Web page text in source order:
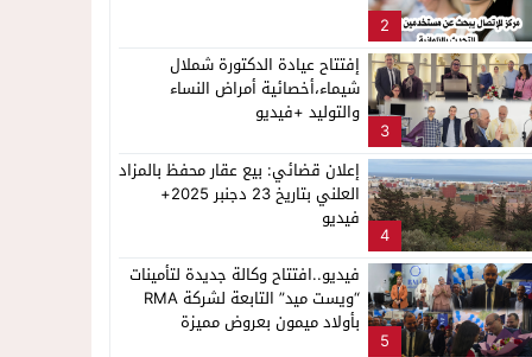
2
3
إفتتاح عيادة الدكتورة شملال
شيماء،أخصائية أمراض النساء
والتوليد +فيديو
4
إعلان قضائي: بيع عقار محفظ بالمزاد
العلني بتاريخ 23 دجنبر 2025+
فيديو
5
فيديو..افتتاح وكالة جديدة لتأمينات
“ويست ميد” التابعة لشركة RMA
بأولاد ميمون بعروض مميزة